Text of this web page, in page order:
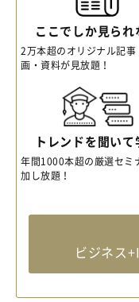
ここでしか見られ
2万本超のオリジナル記事
画・資料が見放題！
トレンドを聞いて
年間1000本超の厳選セミ
加し放題！
ビジネス